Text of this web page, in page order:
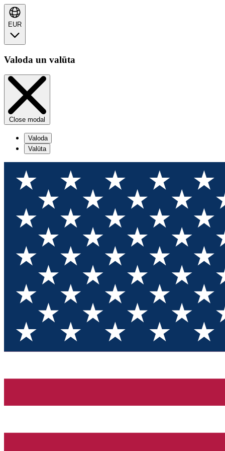
EUR
Valoda un valūta
Close modal
Valoda
Valūta